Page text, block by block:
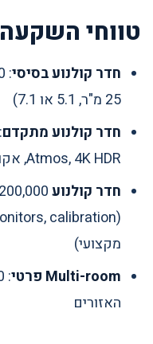
טווחי השקעה
חדר קולנוע בסיסי
25 מ"ר, 5.1 או 7.1)
חדר קולנוע מתקדם
Atmos, 4K HDR, אקוסטיקה מקצועית)
חדר קולנוע high-end
מקצועי)
Multi-room פרטי
האזורים